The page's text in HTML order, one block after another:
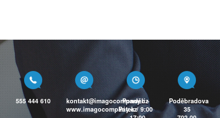
Opava
Opočno
Ostrava
Ostrov
Otrokovice
555 444 610
kontakt@imagocompany.cz
www.imagocompany.cz
Pondělí -
Pátek / 9:00
Poděbradova
35